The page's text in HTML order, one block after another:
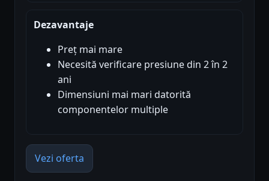
Dezavantaje
Preț mai mare
Necesită verificare presiune din 2 în 2
ani
Dimensiuni mai mari datorită
componentelor multiple
Vezi oferta